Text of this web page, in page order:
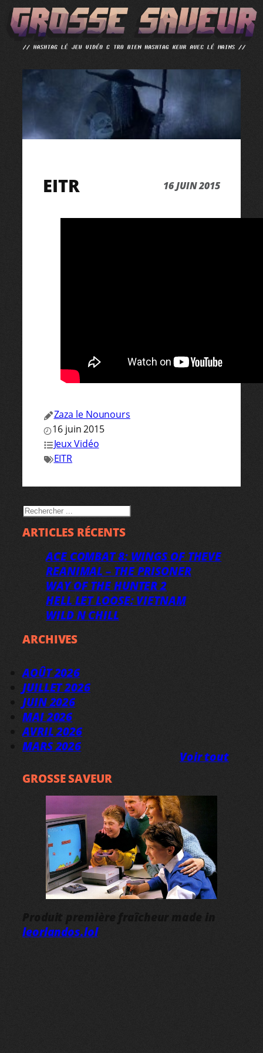
ALLER
AU
CONTENU
EITR 16 JUIN 2015
Zaza le Nounours
16 juin 2015
Jeux Vidéo
EITR
RECHERCHER
ARTICLES RÉCENTS
ACE COMBAT 8: WINGS OF THEVE
REANIMAL – THE PRISONER
WAY OF THE HUNTER 2
HELL LET LOOSE: VIETNAM
WILD N CHILL
ARCHIVES
AOÛT 2026
JUILLET 2026
JUIN 2026
MAI 2026
AVRIL 2026
MARS 2026
Voir tout
GROSSE SAVEUR
Produit première fraîcheur made in
leorlandos.lol